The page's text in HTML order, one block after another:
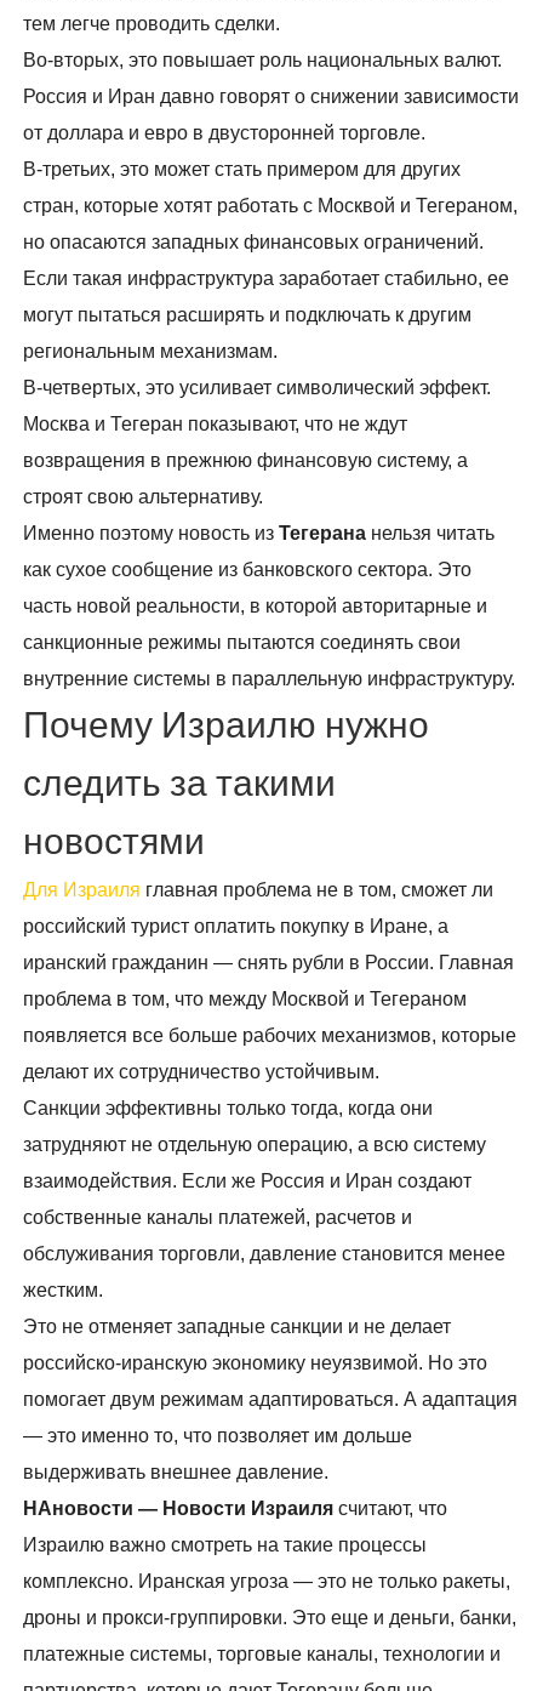
тем легче проводить сделки.
Во-вторых, это повышает роль национальных валют.
Россия и Иран давно говорят о снижении зависимости
от доллара и евро в двусторонней торговле.
В-третьих, это может стать примером для других
стран, которые хотят работать с Москвой и Тегераном,
но опасаются западных финансовых ограничений.
Если такая инфраструктура заработает стабильно, ее
могут пытаться расширять и подключать к другим
региональным механизмам.
В-четвертых, это усиливает символический эффект.
Москва и Тегеран показывают, что не ждут
возвращения в прежнюю финансовую систему, а
строят свою альтернативу.
Именно поэтому новость изТегерана нельзя читать
как сухое сообщение из банковского сектора. Это
часть новой реальности, в которой авторитарные и
санкционные режимы пытаются соединять свои
внутренние системы в параллельную инфраструктуру.
Почему Израилю нужно
следить за такими
новостями
Для Израиля главная проблема не в том, сможет ли
российский турист оплатить покупку в Иране, а
иранский гражданин — снять рубли в России. Главная
проблема в том, что между Москвой и Тегераном
появляется все больше рабочих механизмов, которые
делают их сотрудничество устойчивым.
Санкции эффективны только тогда, когда они
затрудняют не отдельную операцию, а всю систему
взаимодействия. Если же Россия и Иран создают
собственные каналы платежей, расчетов и
обслуживания торговли, давление становится менее
жестким.
Это не отменяет западные санкции и не делает
российско-иранскую экономику неуязвимой. Но это
помогает двум режимам адаптироваться. А адаптация
— это именно то, что позволяет им дольше
выдерживать внешнее давление.
НАновости — Новости Израиля считают, что
Израилю важно смотреть на такие процессы
комплексно. Иранская угроза — это не только ракеты,
дроны и прокси-группировки. Это еще и деньги, банки,
платежные системы, торговые каналы, технологии и